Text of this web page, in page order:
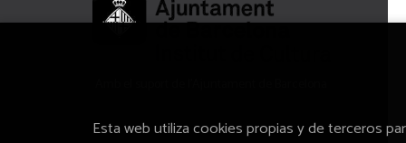
Esta web utiliza cookies propias y de terceros